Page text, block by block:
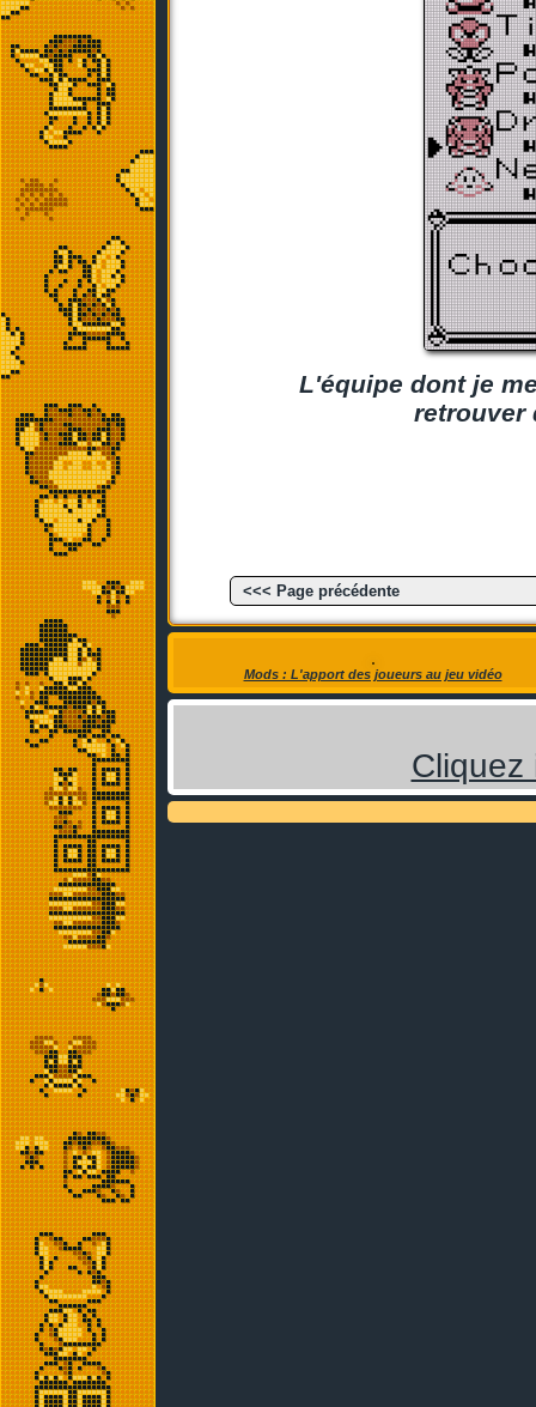
L'équipe dont je
retrouver
<<< Page précédente
Mods : L'apport des joueurs au jeu vidéo
Cliquez